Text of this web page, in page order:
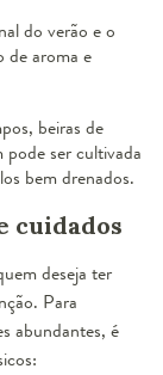
do verão e o
de aroma e
beiras de
pode ser cultivada
bem drenados.
cuidados
deseja ter
Para
abundantes, é